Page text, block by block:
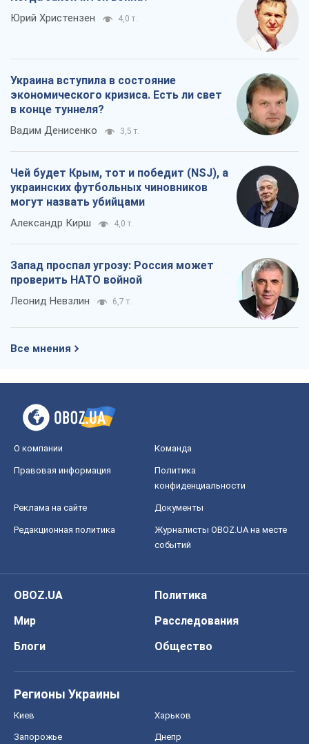
Юрий Христензен 4,0 т.
Украина вступила в состояние
экономического кризиса. Есть ли свет
в конце туннеля?
Вадим Денисенко 3,5 т.
Чей будет Крым, тот и победит (NSJ), а
украинских футбольных чиновников
могут назвать убийцами
Александр Кирш 4,0 т.
Запад проспал угрозу: Россия может
проверить НАТО войной
Леонид Невзлин 6,7 т.
Все мнения
О компании Команда
Правовая информация
Политика
конфиденциальности
Реклама на сайте Документы
Редакционная политика
Журналисты OBOZ.UA на месте
событий
OBOZ.UA
Политика
Мир
Расследования
Блоги
Общество
Регионы Украины
Киев Харьков
Запорожье Днепр